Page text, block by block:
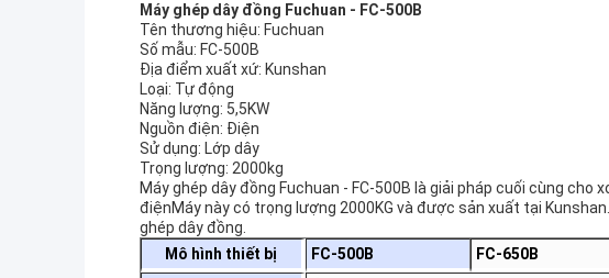
Máy ghép dây đồng Fuchuan - FC-500B
Tên thương hiệu: Fuchuan
Số mẫu: FC-500B
Địa điểm xuất xứ: Kunshan
Loại: Tự động
Năng lượng: 5,5KW
Nguồn điện: Điện
Sử dụng: Lớp dây
Trọng lượng: 2000kg
Máy ghép dây đồng Fuchuan - FC-500B là giải pháp cuối cùng
điệnMáy này có trọng lượng 2000KG và được sản xuất tại
ghép dây đồng.
Mô hình thiết bị
FC-500B
FC-650B